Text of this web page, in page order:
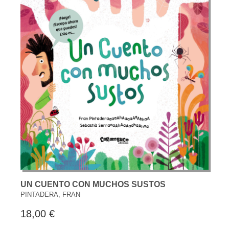
UN CUENTO CON MUCHOS SUSTOS
PINTADERA, FRAN
18,00 €